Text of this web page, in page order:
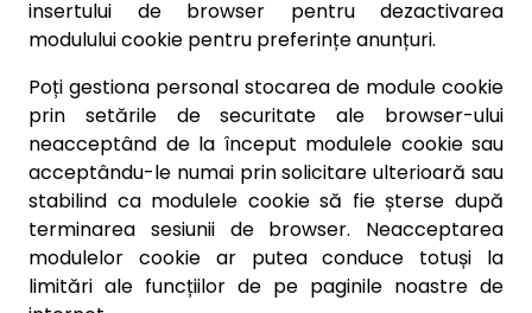
insertului de browser pentru dezactivarea
modulului cookie pentru preferințe anunțuri.
Poți gestiona personal stocarea de module cookie
prin setările de securitate ale browser-ului
neacceptând de la început modulele cookie sau
acceptându-le numai prin solicitare ulterioară sau
stabilind ca modulele cookie să fie șterse după
terminarea sesiunii de browser. Neacceptarea
modulelor cookie ar putea conduce totuși la
limitări ale funcțiilor de pe paginile noastre de